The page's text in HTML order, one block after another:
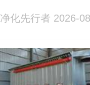
净化先行者 2026-